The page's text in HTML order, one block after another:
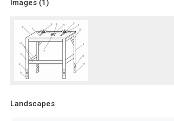
Images (1)
Landscapes